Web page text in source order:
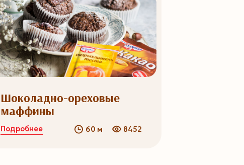
Шоколадно-ореховые
маффины
Подробнее 60 м 8452